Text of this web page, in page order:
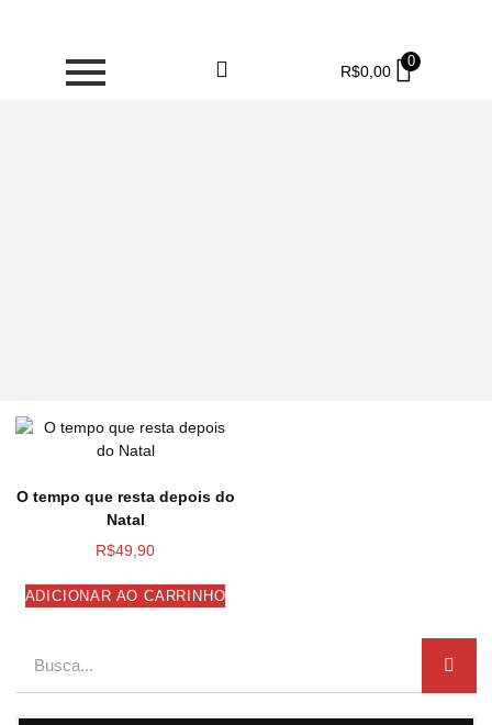
R$0,00
0
O tempo que resta depois do
Natal
R$49,90
ADICIONAR AO CARRINHO